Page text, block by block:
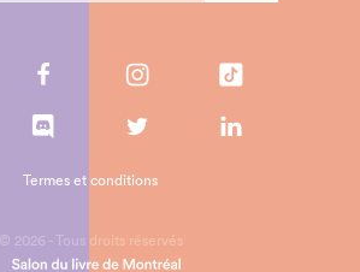
© 2026 - Tous droits réservés
Termes et conditions